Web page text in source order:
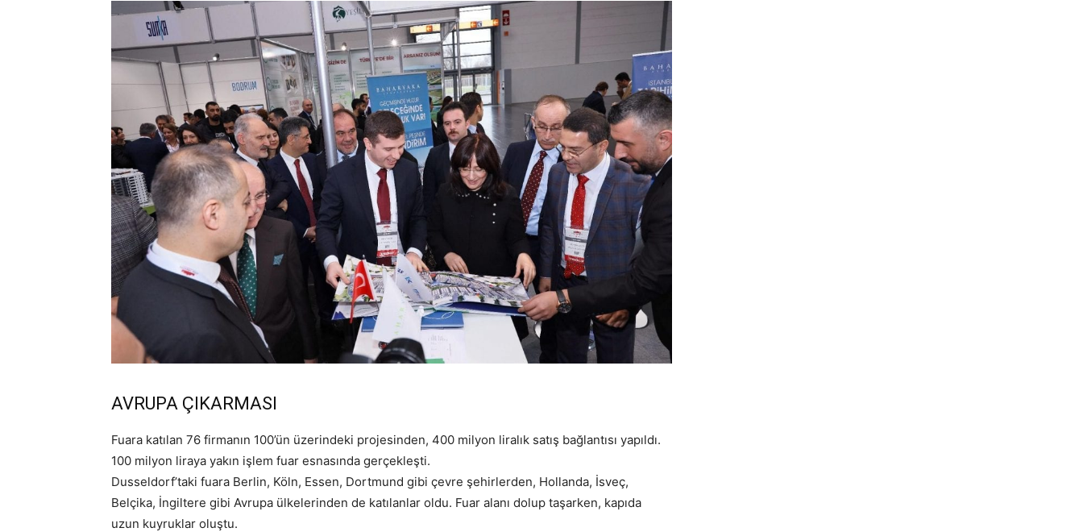
AVRUPA ÇIKARMASI
Fuara katılan 76 firmanın 100’ün üzerindeki projesinden, 400 milyon liralık satış bağlantısı yapıldı.
100 milyon liraya yakın işlem fuar esnasında gerçekleşti.
Dusseldorf’taki fuara Berlin, Köln, Essen, Dortmund gibi çevre şehirlerden, Hollanda, İsveç,
Belçika, İngiltere gibi Avrupa ülkelerinden de katılanlar oldu. Fuar alanı dolup taşarken, kapıda
uzun kuyruklar oluştu.